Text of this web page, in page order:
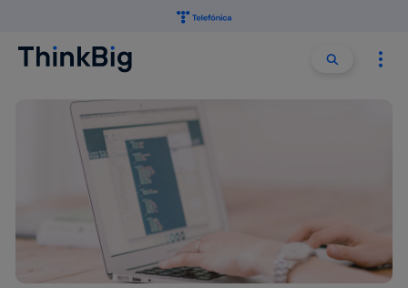
Buscar